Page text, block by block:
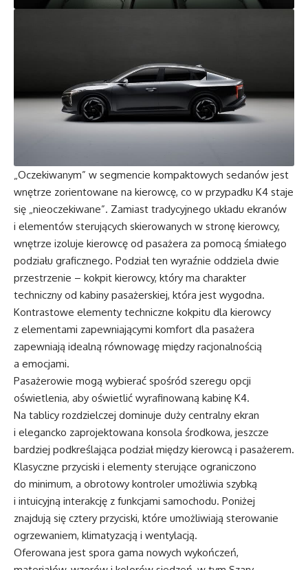
„Oczekiwanym” w segmencie kompaktowych sedanów jest
wnętrze zorientowane na kierowcę, co w przypadku K4 staje
się „nieoczekiwane”. Zamiast tradycyjnego układu ekranów
i elementów sterujących skierowanych w stronę kierowcy,
wnętrze izoluje kierowcę od pasażera za pomocą śmiałego
podziału graficznego. Podział ten wyraźnie oddziela dwie
przestrzenie – kokpit kierowcy, który ma charakter
techniczny od kabiny pasażerskiej, która jest wygodna.
Kontrastowe elementy techniczne kokpitu dla kierowcy
z elementami zapewniającymi komfort dla pasażera
zapewniają idealną równowagę między racjonalnością
a emocjami.
Pasażerowie mogą wybierać spośród szeregu opcji
oświetlenia, aby oświetlić wyrafinowaną kabinę K4.
Na tablicy rozdzielczej dominuje duży centralny ekran
i elegancko zaprojektowana konsola środkowa, jeszcze
bardziej podkreślająca podział między kierowcą i pasażerem.
Klasyczne przyciski i elementy sterujące ograniczono
do minimum, a obrotowy kontroler umożliwia szybką
i intuicyjną interakcję z funkcjami samochodu. Poniżej
znajdują się cztery przyciski, które umożliwiają sterowanie
ogrzewaniem, klimatyzacją i wentylacją.
Oferowana jest spora gama nowych wykończeń,